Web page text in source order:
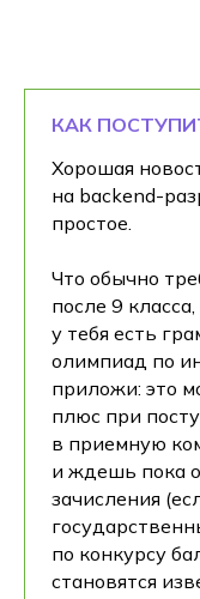
КАК
Хорошая
на backend-
простое.
Что обычно
после 9
у тебя есть
олимпиад по
приложи: это
плюс при
в приемную
и ждешь пока
зачисления
по конкурсу
становятся
Контакты
8 (800) 222-75-46
Студентам
Оплата обучения